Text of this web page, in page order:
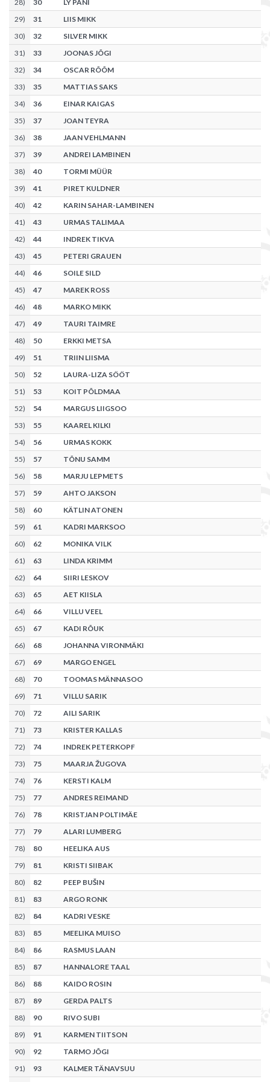
28) 30
LY PANI
29) 31
LIIS MIKK
30) 32
SILVER MIKK
31) 33
JOONAS JÕGI
32) 34
OSCAR RÕÕM
33) 35
MATTIAS SAKS
34) 36
EINAR KAIGAS
35) 37
JOAN TEYRA
36) 38
JAAN VEHLMANN
37) 39
ANDREI LAMBINEN
38) 40
TORMI MÜÜR
39) 41
PIRET KULDNER
40) 42
KARIN SAHAR-LAMBINEN
41) 43
URMAS TALIMAA
42) 44
INDREK TIKVA
43) 45
PETERI GRAUEN
44) 46
SOILE SILD
45) 47
MAREK ROSS
46) 48
MARKO MIKK
47) 49
TAURI TAIMRE
48) 50
ERKKI METSA
49) 51
TRIIN LIISMA
50) 52
LAURA-LIZA SÖÖT
51) 53
KOIT PÕLDMAA
52) 54
MARGUS LIIGSOO
53) 55
KAAREL KILKI
54) 56
URMAS KOKK
55) 57
TÕNU SAMM
56) 58
MARJU LEPMETS
57) 59
AHTO JAKSON
58) 60
KÄTLIN ATONEN
59) 61
KADRI MARKSOO
60) 62
MONIKA VILK
61) 63
LINDA KRIMM
62) 64
SIIRI LESKOV
63) 65
AET KIISLA
64) 66
VILLU VEEL
65) 67
KADI RÕUK
66) 68
JOHANNA VIRONMÄKI
67) 69
MARGO ENGEL
68) 70
TOOMAS MÄNNASOO
69) 71
VILLU SARIK
70) 72
AILI SARIK
71) 73
KRISTER KALLAS
72) 74
INDREK PETERKOPF
73) 75
MAARJA ŽUGOVA
74) 76
KERSTI KALM
75) 77
ANDRES REIMAND
76) 78
KRISTJAN POLTIMÄE
77) 79
ALARI LUMBERG
78) 80
HEELIKA AUS
79) 81
KRISTI SIIBAK
80) 82
PEEP BUŠIN
81) 83
ARGO RONK
82) 84
KADRI VESKE
83) 85
MEELIKA MUISO
84) 86
RASMUS LAAN
85) 87
HANNALORE TAAL
86) 88
KAIDO ROSIN
87) 89
GERDA PALTS
88) 90
RIVO SUBI
89) 91
KARMEN TIITSON
90) 92
TARMO JÕGI
91) 93
KALMER TÄNAVSUU